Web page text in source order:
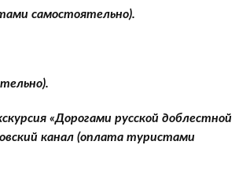
самостоятельно).
«Дорогами русской доблестной
канал (оплата туристами